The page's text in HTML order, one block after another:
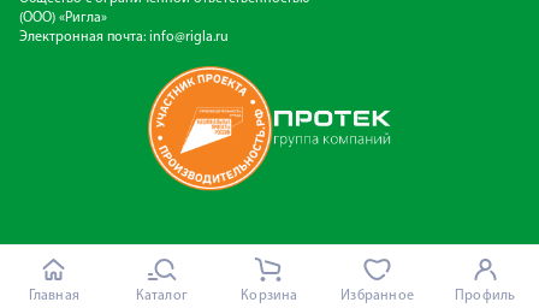
(ООО) «Ригла»
Электронная почта: info@rigla.ru
Главная Каталог Корзина Избранное Профиль